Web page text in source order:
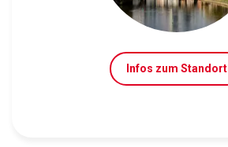
Infos zum Standort